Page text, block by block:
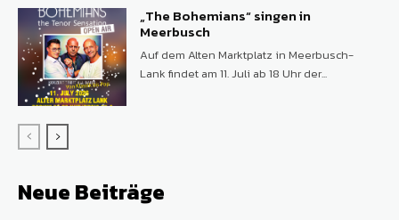
„The Bohemians“ singen in
Meerbusch
Auf dem Alten Marktplatz in Meerbusch-
Lank findet am 11. Juli ab 18 Uhr der...
Neue Beiträge